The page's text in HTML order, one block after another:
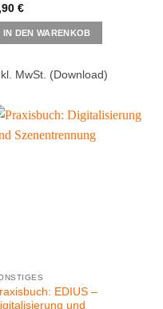
€
IN DEN WARENKOB
MwSt. (Download)
EDIUS –
und